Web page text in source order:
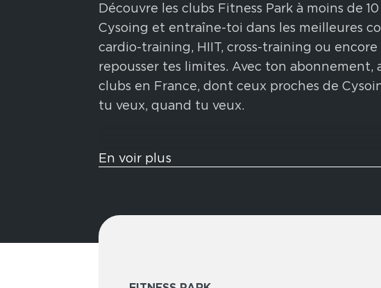
Découvre les clubs Fitness Park à moins de
Cysoing et entraîne-toi dans les meilleures
cardio-training, HIIT, cross-training ou
repousser tes limites. Avec ton abonnement,
clubs en France, dont ceux proches de
tu veux, quand tu veux.
En voir plus
sont pensées pour te challenger avec des
endurance, ta force et ta condition physique
Élue meilleure marque de fitness de l’année,